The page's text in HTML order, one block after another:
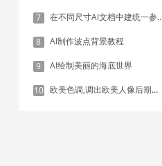
7 在不同尺寸AI文档中建统一参考线 - 方法1：对齐和分布
8 AI制作波点背景教程
9 AI绘制美丽的海底世界
10 欧美色调,调出欧美人像后期色调实例